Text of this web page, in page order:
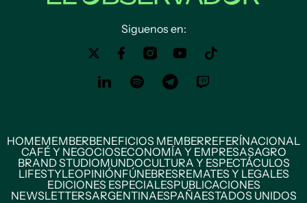
Siguenos en:
HOMEMEMBERBENEFICIOS MEMBERREFERÍNACIONAL
CAFÉ Y NEGOCIOSECONOMÍA Y EMPRESASAGRO
BRAND STUDIOMUNDOCULTURA Y ESPECTÁCULOS
LIFESTYLEOPINIÓNFÚNEBRESREMATES Y LEGALES
EDICIONES ESPECIALESPUBLICACIONES
NEWSLETTERSARGENTINAESPAÑAESTADOS UNIDOS